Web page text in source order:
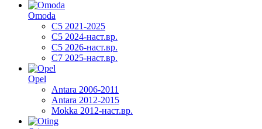
Omoda
C5 2021-2025
C5 2024-наст.вр.
C5 2026-наст.вр.
C7 2025-наст.вр.
Opel
Antara 2006-2011
Antara 2012-2015
Mokka 2012-наст.вр.